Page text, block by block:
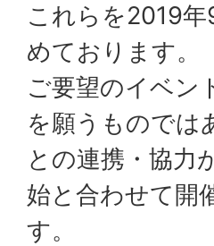
これらを2019
めております。
ご要望のイベン
を願うものでは
との連携・協力
始と合わせて開
す。